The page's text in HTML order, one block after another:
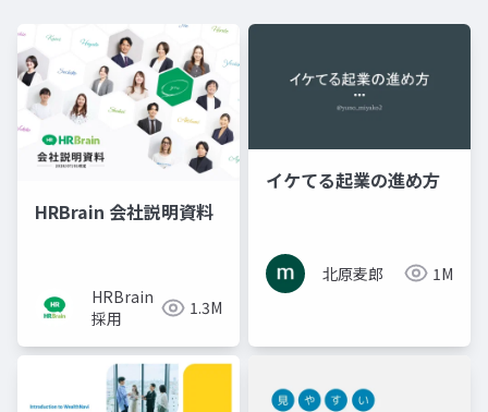
HRBrain 会社説明資料
HRBrain
採用
1.3M
イケてる起業の進め方
北原麦郎 1M